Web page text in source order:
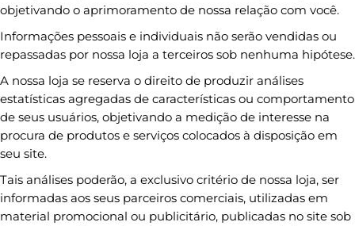
objetivando o aprimoramento de nossa relação com você.
Informações pessoais e individuais não serão vendidas ou
repassadas por nossa loja a terceiros sob nenhuma hipótese.
A nossa loja se reserva o direito de produzir análises
estatísticas agregadas de características ou comportamento
de seus usuários, objetivando a medição de interesse na
procura de produtos e serviços colocados à disposição em
seu site.
Tais análises poderão, a exclusivo critério de nossa loja, ser
informadas aos seus parceiros comerciais, utilizadas em
material promocional ou publicitário, publicadas no site sob